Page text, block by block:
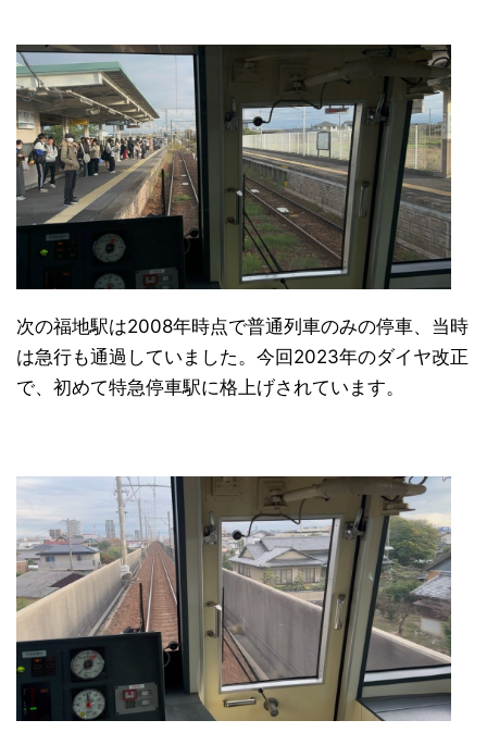
次の福地駅は2008年時点で普通列車のみの停車、当時
は急行も通過していました。今回2023年のダイヤ改正
で、初めて特急停車駅に格上げされています。